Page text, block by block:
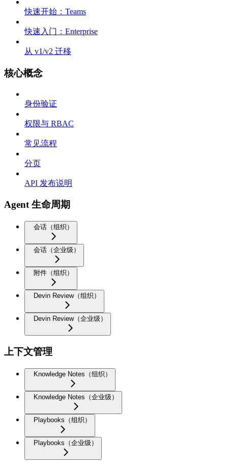
快速开始：Teams
快速入门：Enterprise
从 v1/v2 迁移
核心概念
身份验证
权限与 RBAC
常见流程
分页
API 发布说明
Agent 生命周期
会话（组织）
会话（企业级）
附件（组织）
Devin Review（组织）
Devin Review（企业级）
上下文管理
Knowledge Notes（组织）
Knowledge Notes（企业级）
Playbooks（组织）
Playbooks（企业级）